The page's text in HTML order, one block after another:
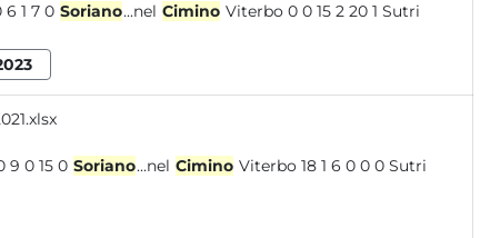
15 0 6 1 7 0 Soriano...nel Cimino Viterbo 0 0 15 2 20 1 Sutri
10 0 9 0 15 0 Soriano...nel Cimino Viterbo 18 1 6 0 0 0 Sutri